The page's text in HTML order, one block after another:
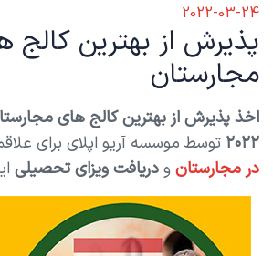
2022-03-24
پذیرش از بهترین کالج
مجارستان
اخذ پذیرش از بهترین کالج های
۲۰۲۲ توسط موسسه آریو اپلای برای
در مجارستانودریافت ویزای تحصیلی